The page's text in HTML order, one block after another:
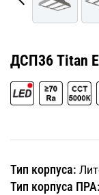
ДСП36 Titan
Тип корпуса:
Тип корпуса ПРА: